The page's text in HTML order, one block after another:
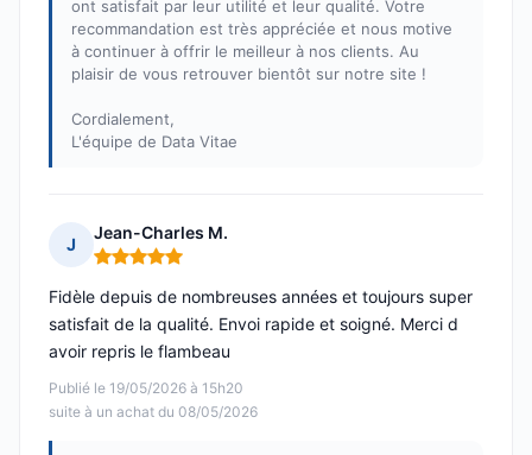
ont satisfait par leur utilité et leur qualité. Votre
recommandation est très appréciée et nous motive
à continuer à offrir le meilleur à nos clients. Au
plaisir de vous retrouver bientôt sur notre site !
Cordialement,
L'équipe de Data Vitae
J
Jean-Charles M.
Note : 5 sur 5
Publié le 19/05/2026 à 15h20
suite à un achat du 08/05/2026
Fidèle depuis de nombreuses années et toujours super
satisfait de la qualité. Envoi rapide et soigné. Merci d
avoir repris le flambeau